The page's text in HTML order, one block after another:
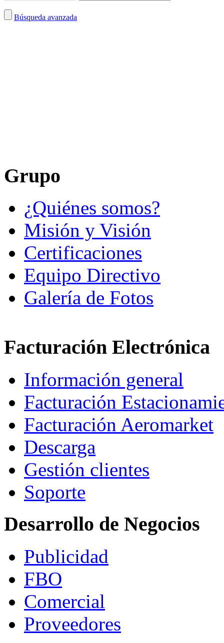
Búsqueda avanzada
Grupo
¿Quiénes somos?
Misión y Visión
Certificaciones
Equipo Directivo
Galería de Fotos
Facturación Electrónica
Información general
Facturación
Facturación Aeromarket
Descarga
Gestión clientes
Soporte
Desarrollo de Negocios
Publicidad
FBO
Comercial
Proveedores